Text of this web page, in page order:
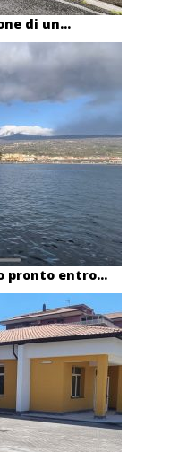
di un...
pronto entro...